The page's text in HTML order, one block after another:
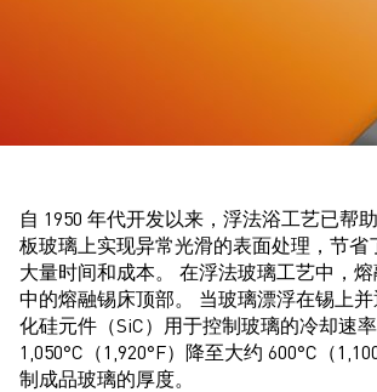
自 1950 年代开发以来，浮法浴工艺已帮
板玻璃上实现异常光滑的表面处理，节省
大量时间和成本。 在浮法玻璃工艺中，
中的熔融锡床顶部。 当玻璃漂浮在锡上
化硅元件（SiC）用于控制玻璃的冷却速
1,050°C（1,920°F）降至大约 600°C（
制成品玻璃的厚度。